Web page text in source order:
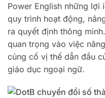
Power English những lợi
quy trình hoạt động,
ra quyết định thông
quan trọng vào việc
củng cố vị thế dẫn đầu
giáo dục ngoại ngữ.